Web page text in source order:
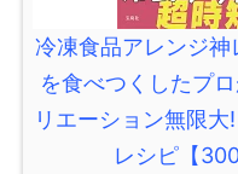
冷凍食品アレンジ神
を食べつくしたプ
リエーション無限
レシピ【